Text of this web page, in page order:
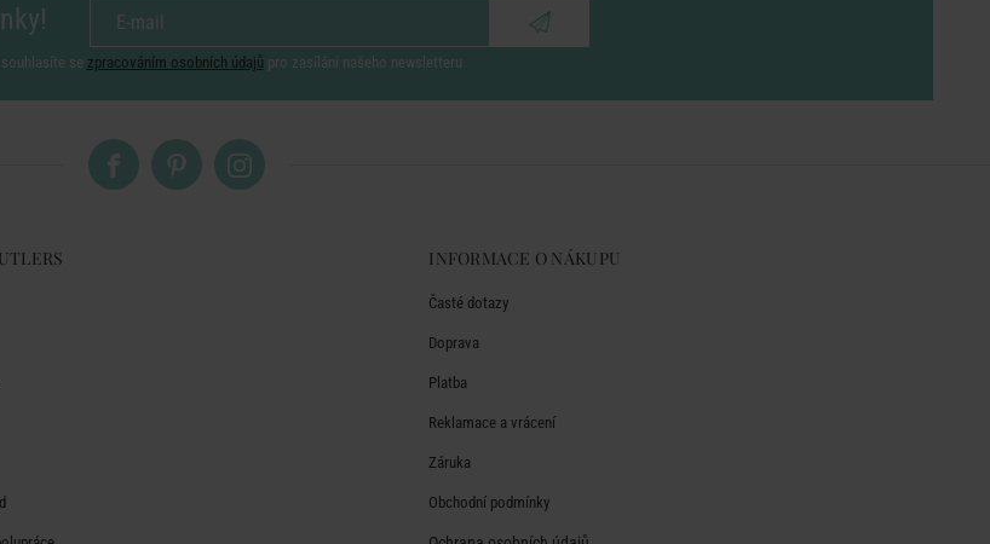
se zpracováním osobních údajů pro zasílání našeho newsletteru
INFORMACE O NÁKUPU
Časté dotazy
Doprava
Platba
Reklamace a vrácení
Záruka
Obchodní podmínky